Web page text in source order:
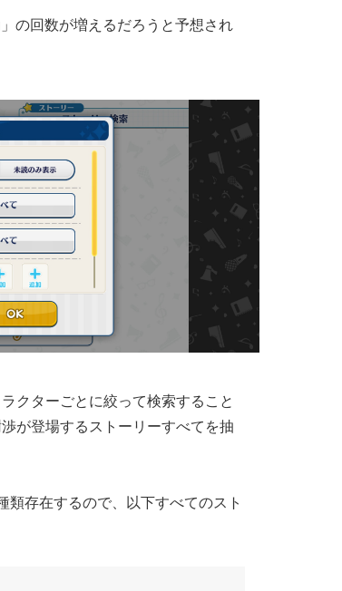
の回数が増えるだろうと予想され
クターごとに絞って検索すること
が登場するストーリーすべてを抽
類存在するので、以下すべてのスト